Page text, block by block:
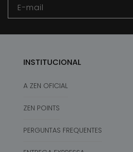
E-mail
INSTITUCIONAL
A ZEN OFICIAL
ZEN POINTS
PERGUNTAS FREQUENTES